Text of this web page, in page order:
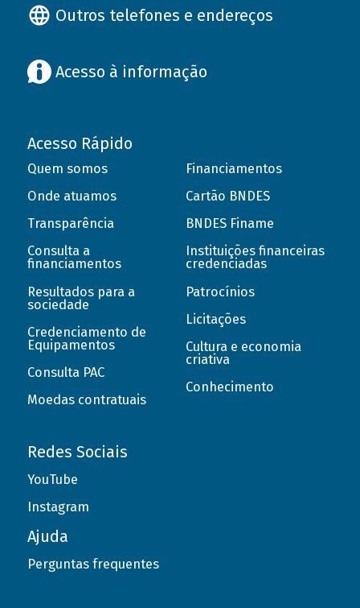
Outros telefones e endereços
Acesso à informação
Acesso Rápido
Quem somos
Onde atuamos
Transparência
Consulta a
financiamentos
Resultados para a
sociedade
Credenciamento de
Equipamentos
Consulta PAC
Moedas contratuais
Financiamentos
Cartão BNDES
BNDES Finame
Instituições financeiras
credenciadas
Patrocínios
Licitações
Cultura e economia
criativa
Conhecimento
Redes Sociais
YouTube
Instagram
Ajuda
Perguntas frequentes